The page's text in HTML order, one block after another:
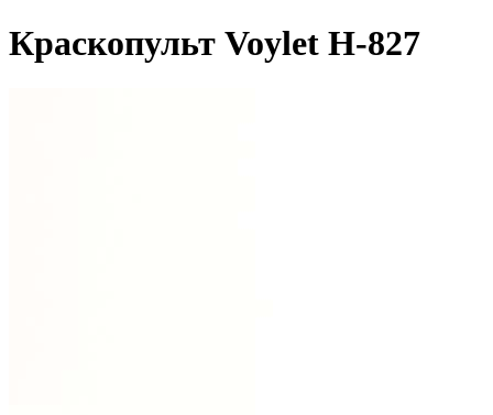
Краскопульт Voylet H-827